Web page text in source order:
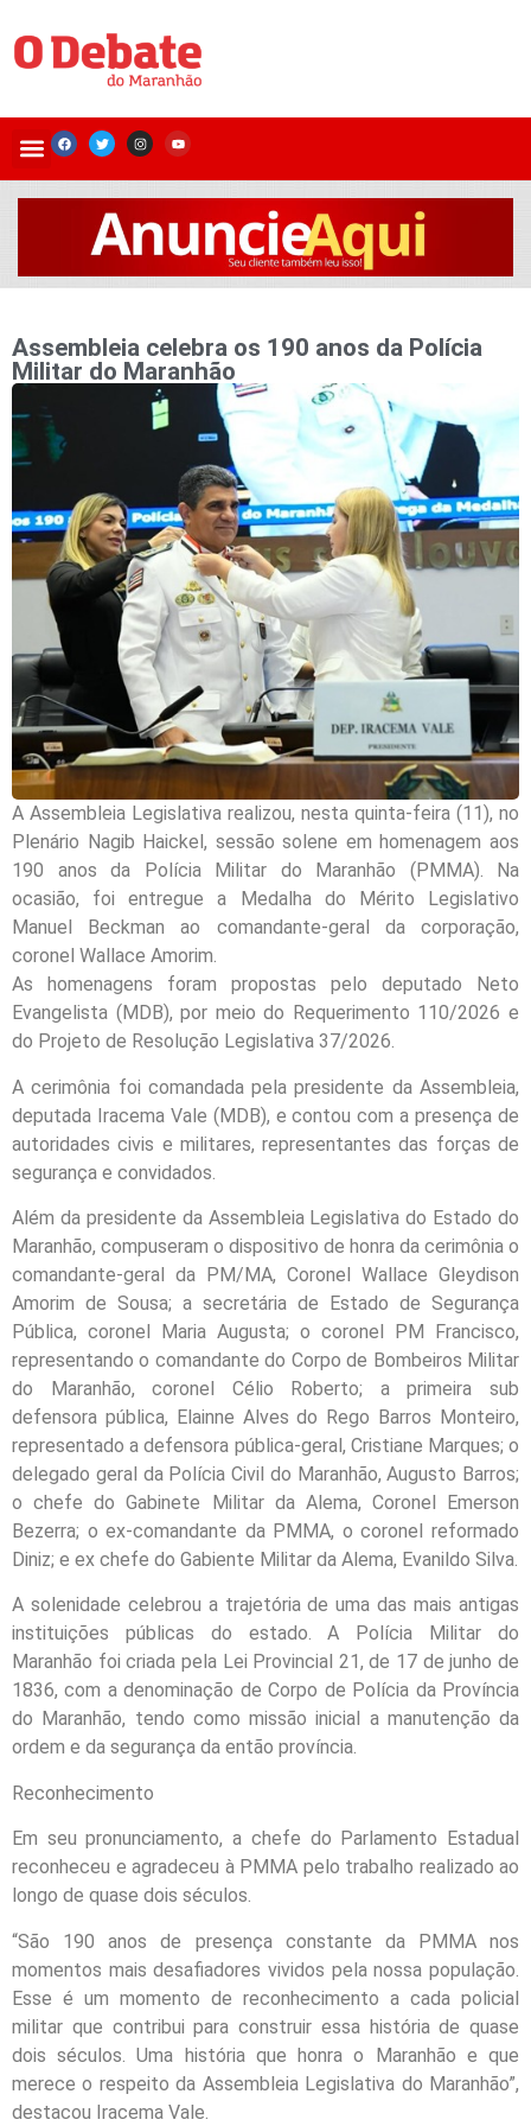
Assembleia celebra os 190 anos da Polícia
Militar do Maranhão
A Assembleia Legislativa realizou, nesta quinta-feira (11), no
Plenário Nagib Haickel, sessão solene em homenagem aos
190 anos da Polícia Militar do Maranhão (PMMA). Na
ocasião, foi entregue a Medalha do Mérito Legislativo
Manuel Beckman ao comandante-geral da corporação,
coronel Wallace Amorim.
As homenagens foram propostas pelo deputado Neto
Evangelista (MDB), por meio do Requerimento 110/2026 e
do Projeto de Resolução Legislativa 37/2026.
A cerimônia foi comandada pela presidente da Assembleia,
deputada Iracema Vale (MDB), e contou com a presença de
autoridades civis e militares, representantes das forças de
segurança e convidados.
Além da presidente da Assembleia Legislativa do Estado do
Maranhão, compuseram o dispositivo de honra da cerimônia o
comandante-geral da PM/MA, Coronel Wallace Gleydison
Amorim de Sousa; a secretária de Estado de Segurança
Pública, coronel Maria Augusta; o coronel PM Francisco,
representando o comandante do Corpo de Bombeiros Militar
do Maranhão, coronel Célio Roberto; a primeira sub
defensora pública, Elainne Alves do Rego Barros Monteiro,
representado a defensora pública-geral, Cristiane Marques; o
delegado geral da Polícia Civil do Maranhão, Augusto Barros;
o chefe do Gabinete Militar da Alema, Coronel Emerson
Bezerra; o ex-comandante da PMMA, o coronel reformado
Diniz; e ex chefe do Gabiente Militar da Alema, Evanildo Silva.
A solenidade celebrou a trajetória de uma das mais antigas
instituições públicas do estado. A Polícia Militar do
Maranhão foi criada pela Lei Provincial 21, de 17 de junho de
1836, com a denominação de Corpo de Polícia da Província
do Maranhão, tendo como missão inicial a manutenção da
ordem e da segurança da então província.
Reconhecimento
Em seu pronunciamento, a chefe do Parlamento Estadual
reconheceu e agradeceu à PMMA pelo trabalho realizado ao
longo de quase dois séculos.
“São 190 anos de presença constante da PMMA nos
momentos mais desafiadores vividos pela nossa população.
Esse é um momento de reconhecimento a cada policial
militar que contribui para construir essa história de quase
dois séculos. Uma história que honra o Maranhão e que
merece o respeito da Assembleia Legislativa do Maranhão”,
destacou Iracema Vale.